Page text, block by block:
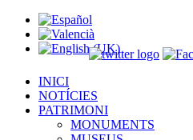
INICI
NOTÍCIES
PATRIMONI
MONUMENTS